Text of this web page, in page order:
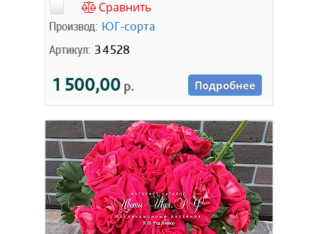
Сравнить
Производ: ЮГ-сорта
Артикул: 34528
1 500,00 р. Подробнее